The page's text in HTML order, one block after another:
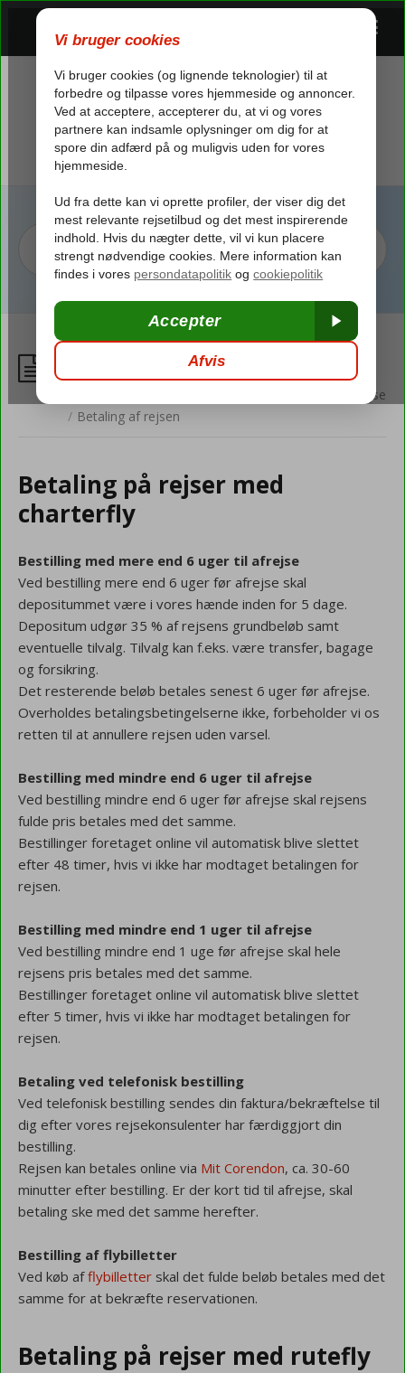
Betaling af rejsen
Før afrejse
/ Betaling af rejsen
Betaling på rejser med
charterfly
Bestilling med mere end 6 uger til afrejse
Ved bestilling mere end 6 uger før afrejse skal
depositummet være i vores hænde inden for 5 dage.
Depositum udgør 35 % af rejsens grundbeløb samt
eventuelle tilvalg. Tilvalg kan f.eks. være transfer, bagage
og forsikring.
Det resterende beløb betales senest 6 uger før afrejse.
Overholdes betalingsbetingelserne ikke, forbeholder vi os
retten til at annullere rejsen uden varsel.
Bestilling med mindre end 6 uger til afrejse
Ved bestilling mindre end 6 uger før afrejse skal rejsens
fulde pris betales med det samme.
Bestillinger foretaget online vil automatisk blive slettet
efter 48 timer, hvis vi ikke har modtaget betalingen for
rejsen.
Bestilling med mindre end 1 uger til afrejse
Ved bestilling mindre end 1 uge før afrejse skal hele
rejsens pris betales med det samme.
Bestillinger foretaget online vil automatisk blive slettet
efter 5 timer, hvis vi ikke har modtaget betalingen for
rejsen.
Betaling ved telefonisk bestilling
Ved telefonisk bestilling sendes din faktura/bekræftelse til
dig efter vores rejsekonsulenter har færdiggjort din
bestilling.
Rejsen kan betales online via Mit Corendon, ca. 30-60
minutter efter bestilling. Er der kort tid til afrejse, skal
betaling ske med det samme herefter.
Bestilling af flybilletter
Ved køb afflybilletter skal det fulde beløb betales med det
samme for at bekræfte reservationen.
Betaling på rejser med rutefly